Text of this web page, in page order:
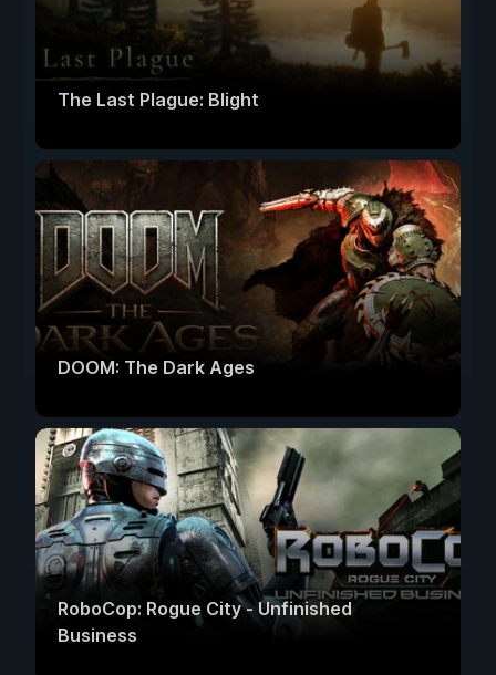
The Last Plague: Blight
DOOM: The Dark Ages
RoboCop: Rogue City - Unfinished
Business